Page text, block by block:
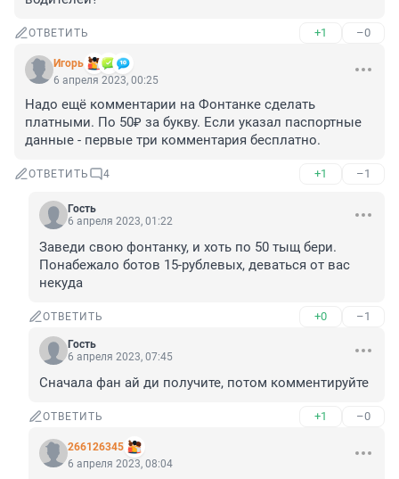
ОТВЕТИТЬ +1 –0
Игoрь
6 апреля 2023, 00:25
Надо ещё комментарии на Фонтанке сделать
платными. По 50₽ за букву. Если указал паспортные
данные - первые три комментария бесплатно.
ОТВЕТИТЬ 4 +1 –1
Гость
6 апреля 2023, 01:22
Заведи свою фонтанку, и хоть по 50 тыщ бери.
Понабежало ботов 15-рублевых, деваться от вас
некуда
ОТВЕТИТЬ +0 –1
Гость
6 апреля 2023, 07:45
Сначала фан ай ди получите, потом комментируйте
ОТВЕТИТЬ +1 –0
266126345
6 апреля 2023, 08:04